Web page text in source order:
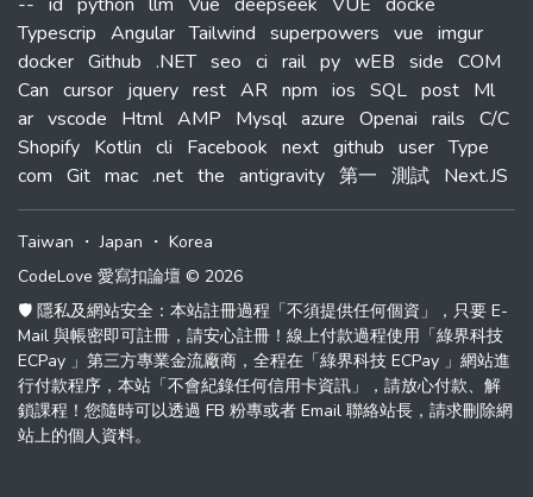
Typescrip Angular Tailwind superpowers vue imgur
docker Github .NET seo ci rail py wEB side COM
Can cursor jquery rest AR npm ios SQL post Ml
ar vscode Html AMP Mysql azure Openai rails C/C
Shopify Kotlin cli Facebook next github user Type
com Git mac .net the antigravity 第一 測試 Next.JS
Taiwan ・Japan ・ Korea
CodeLove 愛寫扣論壇 © 2026
🛡️ 隱私及網站安全：本站註冊過程「不須提供任何個資」，只要 E-
Mail 與帳密即可註冊，請安心註冊！線上付款過程使用「綠界科技
ECPay 」第三方專業金流廠商，全程在「綠界科技 ECPay 」網站進
行付款程序，本站「不會紀錄任何信用卡資訊」，請放心付款、解
鎖課程！您隨時可以透過 FB 粉專或者 Email 聯絡站長，請求刪除網
站上的個人資料。